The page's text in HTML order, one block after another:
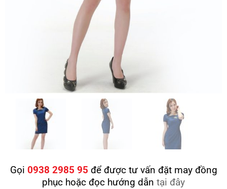
Gọi 0938 2985 95 để được tư vấn đặt may đồng
phục hoặc đọc hướng dẫn tại đây